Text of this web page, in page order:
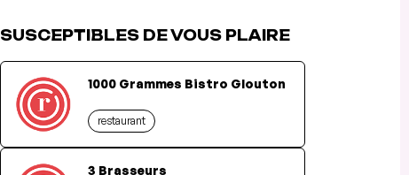
SUSCEPTIBLES DE VOUS PLAIRE
1000 Grammes Bistro Glouton
restaurant
3 Brasseurs